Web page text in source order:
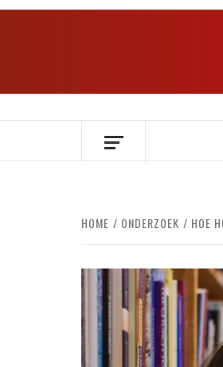
Ga
OVER HERSENEN
HOME ONDERZOEK HOE